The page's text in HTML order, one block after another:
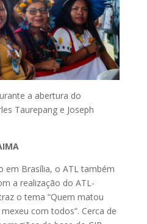
a abertura do
Taurepang e Joseph
em Brasília, o ATL também
a realização do ATL-
o tema “Quem matou
com todos”. Cerca de